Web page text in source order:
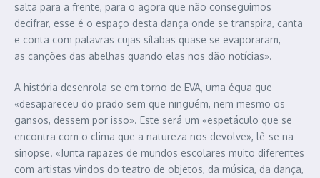
salta para a frente, para o agora que não conseguimos
decifrar, esse é o espaço desta dança onde se transpira, canta
e conta com palavras cujas sílabas quase se evaporaram,
as canções das abelhas quando elas nos dão notícias».
A história desenrola-se em torno de EVA, uma égua que
«desapareceu do prado sem que ninguém, nem mesmo os
gansos, dessem por isso». Este será um «espetáculo que se
encontra com o clima que a natureza nos devolve», lê-se na
sinopse. «Junta rapazes de mundos escolares muito diferentes
com artistas vindos do teatro de objetos, da música, da dança,